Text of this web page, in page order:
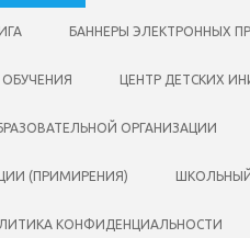
БАННЕРЫ ЭЛЕКТРОННЫХ
ЦЕНТР ДЕТСКИХ
ОРГАНИЗАЦИИ
(ПРИМИРЕНИЯ)
КОНФИДЕНЦИАЛЬНОСТИ